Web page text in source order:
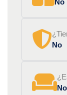
No
No